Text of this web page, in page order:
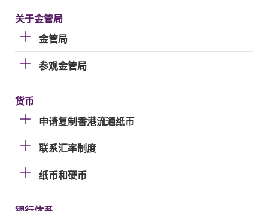
关于金管局
金管局
参观金管局
货币
申请复制香港流通纸币
联系汇率制度
纸币和硬币